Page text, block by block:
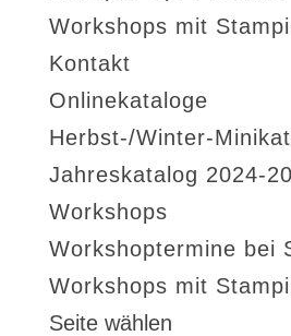
Workshops mit
Kontakt
Onlinekataloge
Herbst-/Winter-
Jahreskatalog 2024-
Workshops
Workshoptermine bei
Workshops mit
Seite wählen